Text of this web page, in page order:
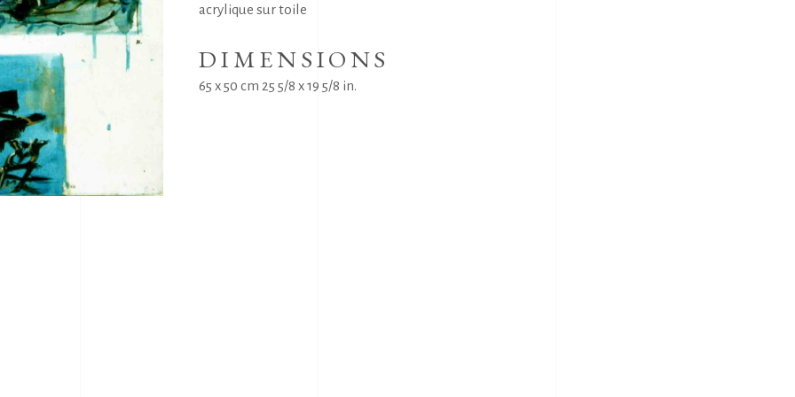
acrylique sur toile
DIMENSIONS
65 x 50 cm 25 5/8 x 19 5/8 in.